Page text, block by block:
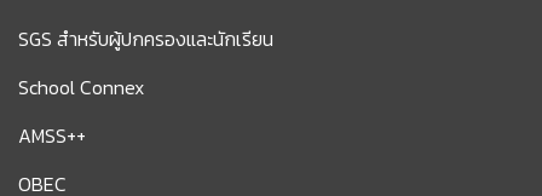
SGS สำหรับผู้ปกครองและนักเรียน
School Connex
AMSS++
OBEC